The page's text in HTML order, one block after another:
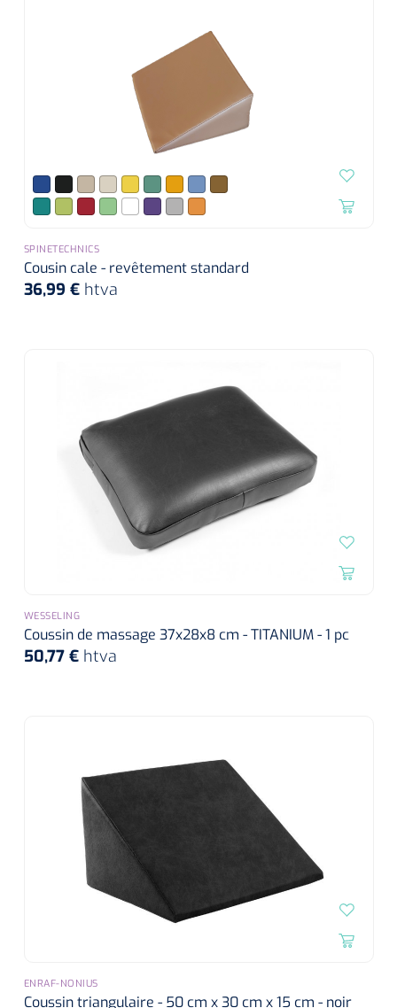
SPINETECHNICS
Cousin cale - revêtement standard
36,99 € htva
WESSELING
Coussin de massage 37x28x8 cm - TITANIUM - 1 pc
50,77 € htva
ENRAF-NONIUS
Coussin triangulaire - 50 cm x 30 cm x 15 cm - noir